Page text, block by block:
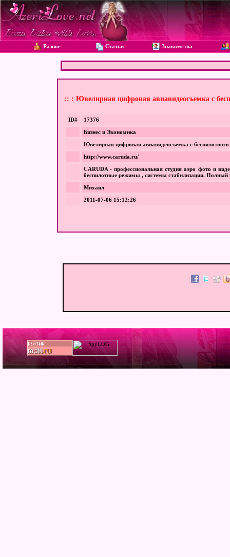
Разное Статьи Знакомства
:: : Ювелирная цифровая авиавидеосъемка с
ID#
17376
Бизнес и Экономика
Ювелирная цифровая авиавидеосъемка с беспилотного
http://www.caruda.ru/
CARUDA - профессиональная студия аэро фото и
беспилотные режимы , системы стабилизации. Полный
Михаил
2011-07-06 15:12:26